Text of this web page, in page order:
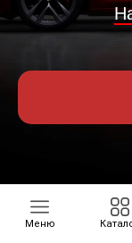
Меню